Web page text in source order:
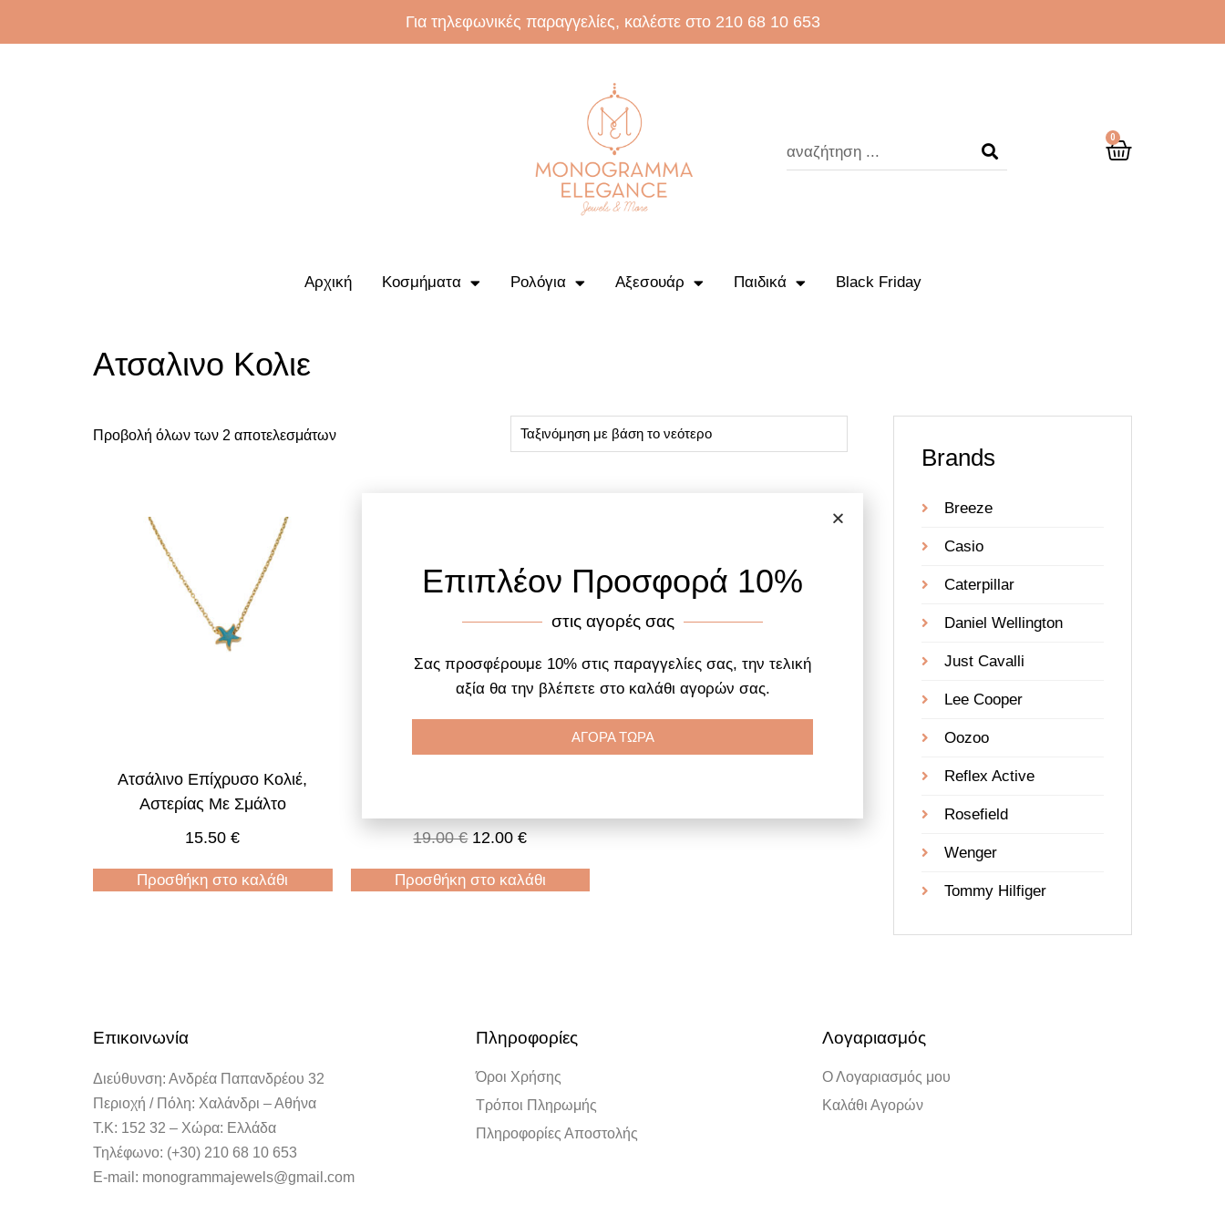
Για τηλεφωνικές παραγγελίες, καλέστε στο 210 68 10 653
0
Αρχική Κοσμήματα Ρολόγια Αξεσουάρ Παιδικά Black Friday
Ατσαλινο Κολιε
Προβολή όλων των 2 αποτελεσμάτων
Ατσάλινο Επίχρυσο Κολιέ,
Αστερίας Με Σμάλτο
15.50€
Προσθήκη στο καλάθι
19.00€ 12.00€
Προσθήκη στο καλάθι
Brands
Breeze
Casio
Caterpillar
Daniel Wellington
Just Cavalli
Lee Cooper
Oozoo
Reflex Active
Rosefield
Wenger
Tommy Hilfiger
Επικοινωνία
Διεύθυνση: Ανδρέα Παπανδρέου 32
Περιοχή / Πόλη: Χαλάνδρι – Αθήνα
Τ.Κ: 152 32 – Χώρα: Ελλάδα
Τηλέφωνο: (+30) 210 68 10 653
E-mail: monogrammajewels@gmail.com
Πληροφορίες
Όροι Χρήσης
Τρόποι Πληρωμής
Πληροφορίες Αποστολής
Λογαριασμός
Ο Λογαριασμός μου
Καλάθι Αγορών
Επιπλέον Προσφορά 10%
στις αγορές σας
Σας προσφέρουμε 10% στις παραγγελίες σας, την τελική
αξία θα την βλέπετε στο καλάθι αγορών σας.
ΑΓΟΡΑ ΤΩΡΑ